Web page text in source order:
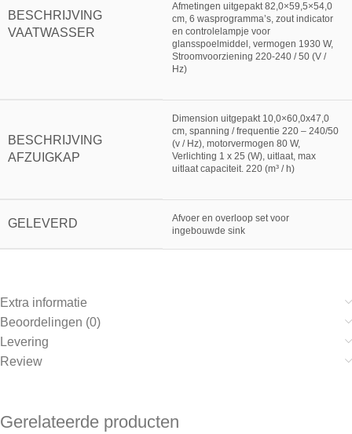
BESCHRIJVING
VAATWASSER
Afmetingen uitgepakt 82,0×59,5×54,0
cm, 6 wasprogramma’s, zout indicator
en controlelampje voor
glansspoelmiddel, vermogen 1930 W,
Stroomvoorziening 220-240 / 50 (V /
Hz)
BESCHRIJVING
AFZUIGKAP
Dimension uitgepakt 10,0×60,0x47,0
cm, spanning / frequentie 220 – 240/50
(v / Hz), motorvermogen 80 W,
Verlichting 1 x 25 (W), uitlaat, max
uitlaat capaciteit. 220 (m³ / h)
GELEVERD
Afvoer en overloop set voor
ingebouwde sink
Extra informatie
Beoordelingen (0)
Levering
Review
Gerelateerde producten